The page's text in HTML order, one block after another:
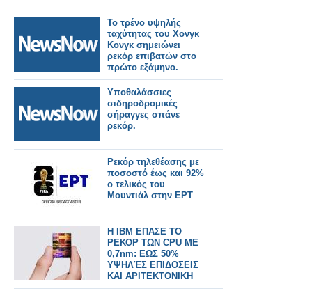
Το τρένο υψηλής
ταχύτητας του Χονγκ
Κονγκ σημειώνει
ρεκόρ επιβατών στο
πρώτο εξάμηνο.
Υποθαλάσσιες
σιδηροδρομικές
σήραγγες σπάνε
ρεκόρ.
Ρεκόρ τηλεθέασης με
ποσοστό έως και 92%
ο τελικός του
Μουντιάλ στην ΕΡΤ
Η IBM ΕΠΑΣΕ ΤΟ
ΡΕΚΟΡ ΤΩΝ CPU ΜΕ
0,7nm: ΕΩΣ 50%
ΥΨΗΛΈΣ ΕΠΙΔΟΣΕΙΣ
ΚΑΙ ΑΡΙΤΕΚΤΟΝΙΚΗ
NanoStack ΣΕ 3D